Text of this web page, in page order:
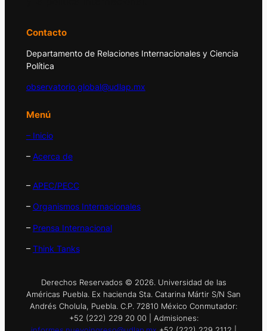
Contacto
Departamento de Relaciones Internacionales y Ciencia
Política
observatorio.global@udlap.mx
Menú
– Inicio
– Acerca de
– APEC/PECC
– Organismos Internacionales
– Prensa Internacional
– Think Tanks
Derechos Reservados © 2026. Universidad de las
Américas Puebla. Ex hacienda Sta. Catarina Mártir S/N San
Andrés Cholula, Puebla. C.P. 72810 México Conmutador:
+52 (222) 229 20 00 | Admisiones: